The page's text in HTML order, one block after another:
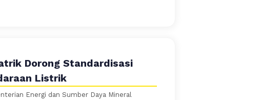
Dorong Standardisasi
Listrik
Energi dan Sumber Daya Mineral